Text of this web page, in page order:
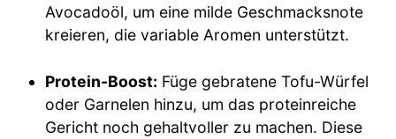
Avocadoöl, um eine milde Geschmacksnote
kreieren, die variable Aromen unterstützt.
Protein-Boost: Füge gebratene Tofu-Würfel
oder Garnelen hinzu, um das proteinreiche
Gericht noch gehaltvoller zu machen. Diese